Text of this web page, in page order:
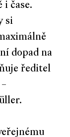
i čase.
si
dopad na
ředitel